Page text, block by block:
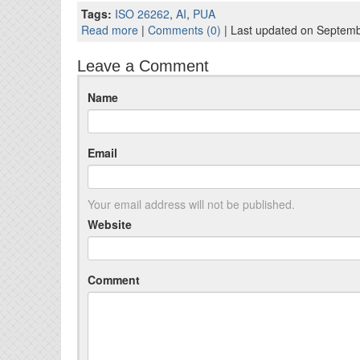
Tags: ISO 26262, AI, PUA
Read more | Comments (0) | Last updated on
Leave a Comment
Name
Email
Your email address will not be published.
Website
Comment